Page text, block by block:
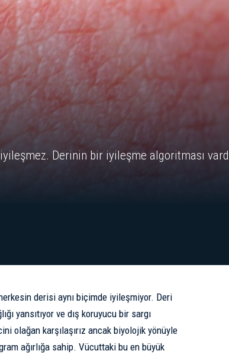
Derinin bir iyileşme algoritması
derisi aynı biçimde iyileşmiyor. Deri
yansıtıyor ve dış koruyucu bir sargı
olağan karşılaşırız ancak biyolojik yönüyle
ağırlığa sahip. Vücuttaki bu en büyük